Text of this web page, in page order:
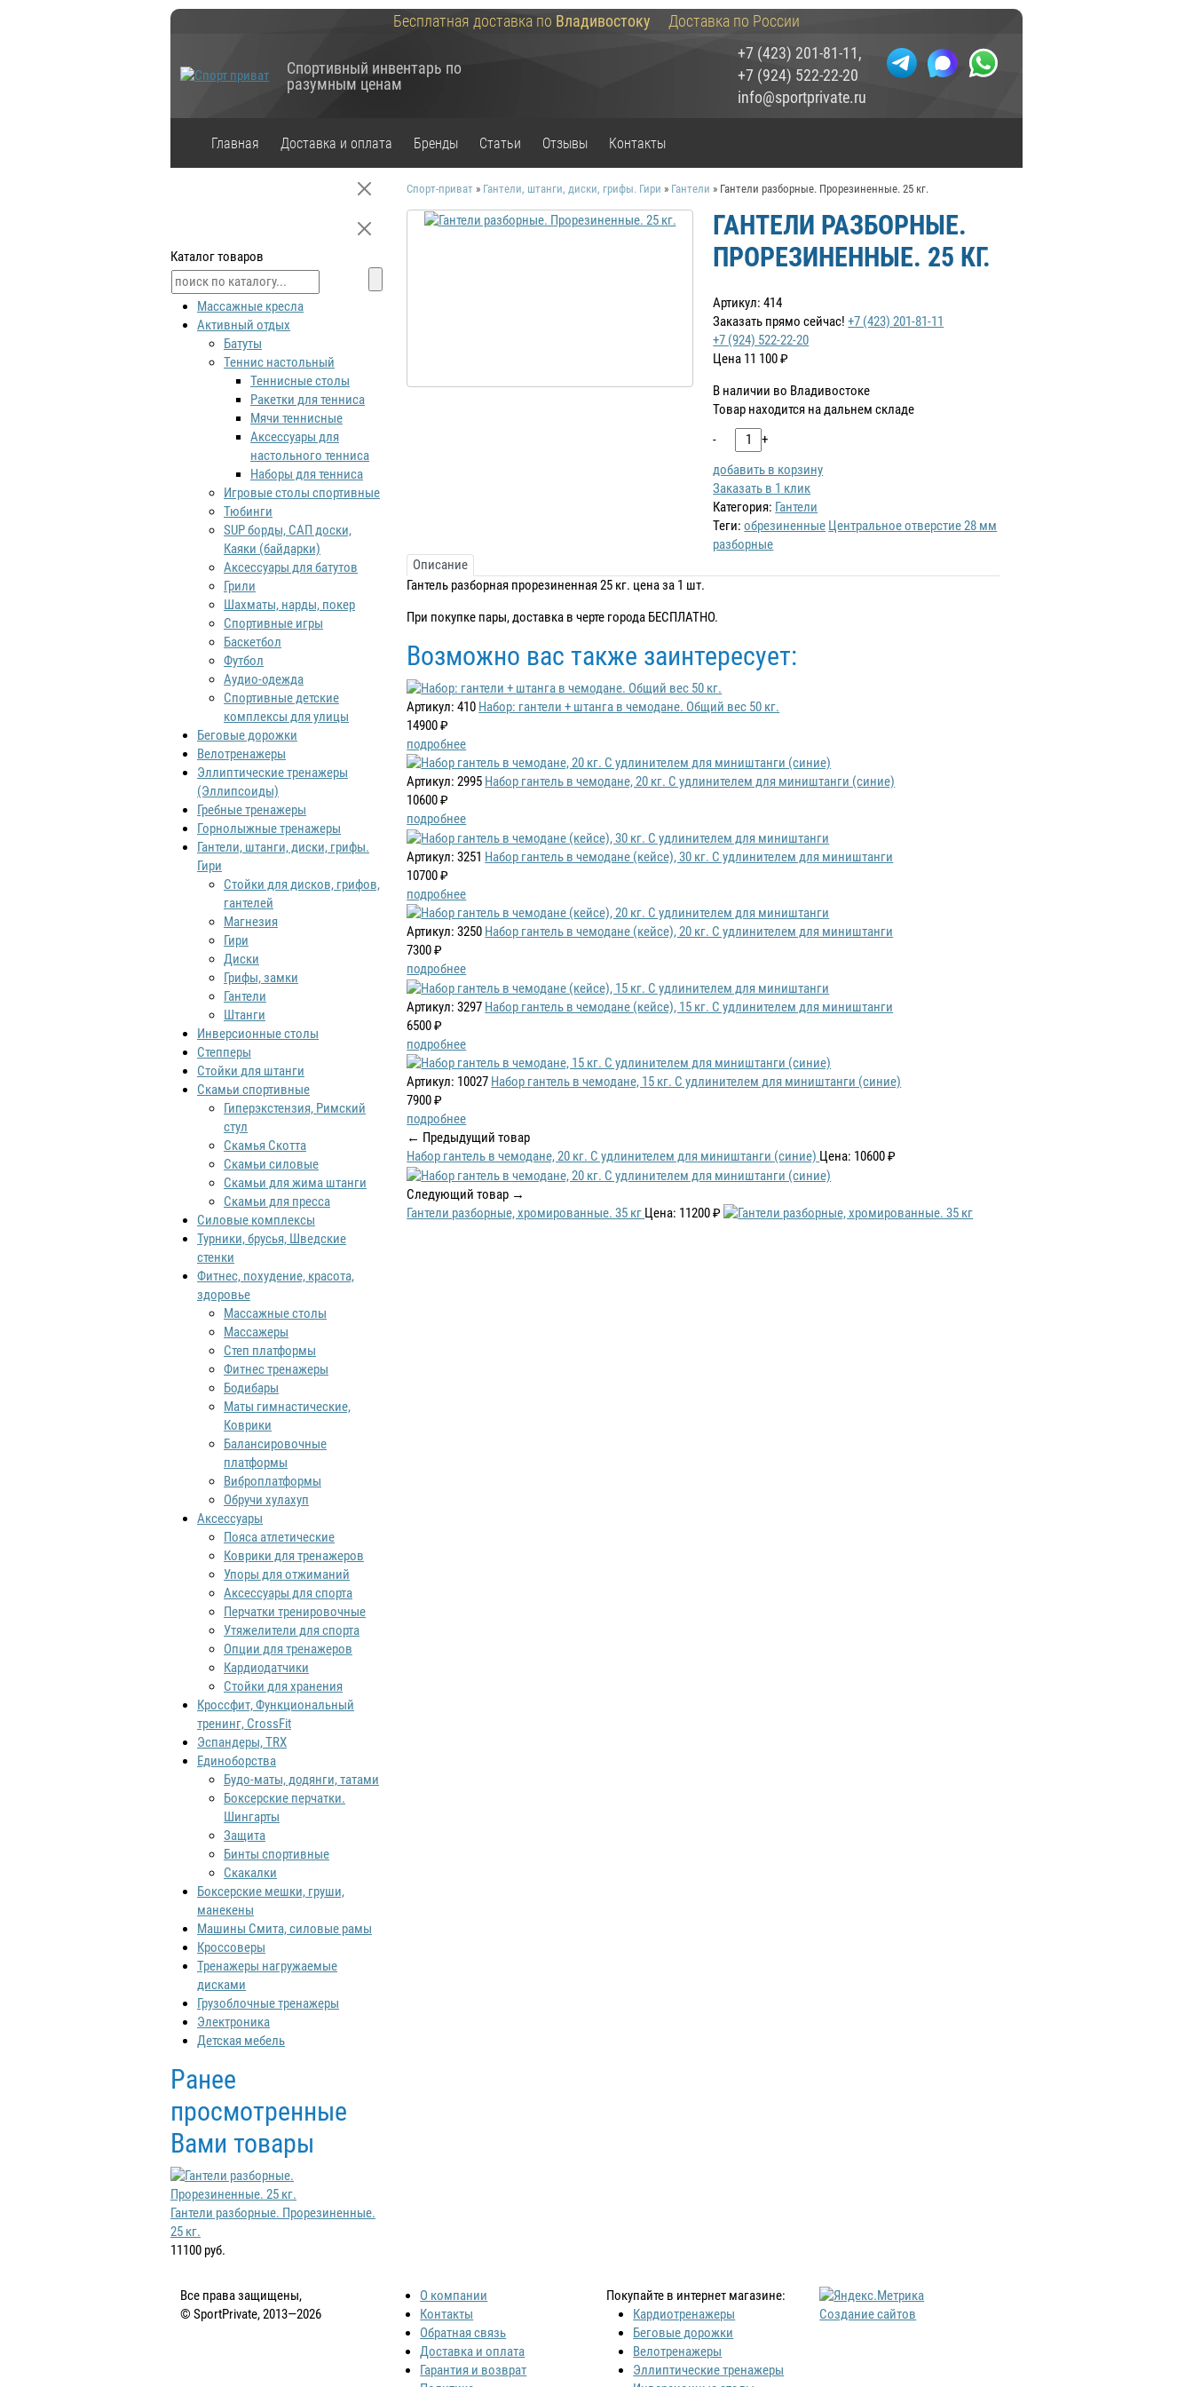
Бесплатная доставка по Владивостоку Доставка по России
Спортивный инвентарь по
разумным ценам
+7 (423) 201-81-11,
+7 (924) 522-22-20
info@sportprivate.ru
Главная Доставка и оплата Бренды Статьи Отзывы Контакты
Спорт-приват » Гантели, штанги, диски, грифы. Гири » Гантели » Гантели разборные. Прорезиненные. 25 кг.
ГАНТЕЛИ РАЗБОРНЫЕ.
ПРОРЕЗИНЕННЫЕ. 25 КГ.
Артикул: 414
Заказать прямо сейчас! +7 (423) 201-81-11
+7 (924) 522-22-20
Цена 11 100₽
В наличии во Владивостоке
Товар находится на дальнем складе
-
+
добавить в корзину
Заказать в 1 клик
Категория: Гантели
Теги:обрезиненные Центральное отверстие 28 мм
разборные
Описание
Гантель разборная прорезиненная 25 кг. цена за 1 шт.
При покупке пары, доставка в черте городa БЕСПЛАТНО.
Возможно вас также заинтересует:
Артикул: 410 Набор: гантели + штанга в чемодане. Общий вес 50 кг.
14900 ₽
подробнее
Артикул: 2995 Набор гантель в чемодане, 20 кг. С удлинителем для миништанги (синие)
10600 ₽
подробнее
Артикул: 3251 Набор гантель в чемодане (кейсе), 30 кг. С удлинителем для миништанги
10700 ₽
подробнее
Артикул: 3250 Набор гантель в чемодане (кейсе), 20 кг. С удлинителем для миништанги
7300 ₽
подробнее
Артикул: 3297 Набор гантель в чемодане (кейсе), 15 кг. С удлинителем для миништанги
6500 ₽
подробнее
Артикул: 10027 Набор гантель в чемодане, 15 кг. С удлинителем для миништанги (синие)
7900 ₽
подробнее
← Предыдущий товар
Набор гантель в чемодане, 20 кг. С удлинителем для миништанги (синие) Цена: 10600 ₽
Следующий товар →
Гантели разборные, хромированные. 35 кг Цена: 11200 ₽
Каталог товаров
Массажные кресла
Активный отдых
Батуты
Теннис настольный
Теннисные столы
Ракетки для тенниса
Мячи теннисные
Аксессуары для
настольного тенниса
Наборы для тенниса
Игровые столы спортивные
Тюбинги
SUP борды, САП доски,
Каяки (байдарки)
Аксессуары для батутов
Грили
Шахматы, нарды, покер
Спортивные игры
Баскетбол
Футбол
Аудио-одежда
Спортивные детские
комплексы для улицы
Беговые дорожки
Велотренажеры
Эллиптические тренажеры
(Эллипсоиды)
Гребные тренажеры
Горнолыжные тренажеры
Гантели, штанги, диски, грифы.
Гири
Стойки для дисков, грифов,
гантелей
Магнезия
Гири
Диски
Грифы, замки
Гантели
Штанги
Инверсионные столы
Степперы
Стойки для штанги
Скамьи спортивные
Гиперэкстензия, Римский
стул
Скамья Скотта
Скамьи силовые
Скамьи для жима штанги
Скамьи для пресса
Силовые комплексы
Турники, брусья, Шведские
стенки
Фитнес, похудение, красота,
здоровье
Массажные столы
Массажеры
Степ платформы
Фитнес тренажеры
Бодибары
Маты гимнастические,
Коврики
Балансировочные
платформы
Виброплатформы
Обручи хулахуп
Аксессуары
Пояса атлетические
Коврики для тренажеров
Упоры для отжиманий
Аксессуары для спорта
Перчатки тренировочные
Утяжелители для спорта
Опции для тренажеров
Кардиодатчики
Стойки для хранения
Кроссфит, Функциональный
тренинг, CrossFit
Эспандеры, TRX
Единоборства
Будо-маты, додянги, татами
Боксерские перчатки.
Шингарты
Защита
Бинты спортивные
Скакалки
Боксерские мешки, груши,
манекены
Машины Смита, силовые рамы
Кроссоверы
Тренажеры нагружаемые
дисками
Грузоблочные тренажеры
Электроника
Детская мебель
Ранее
просмотренные
Вами товары
Гантели разборные. Прорезиненные.
25 кг.
11100 руб.
Все права защищены,
© SportPrivate, 2013—2026
О компании
Контакты
Обратная связь
Доставка и оплата
Гарантия и возврат
Покупайте в интернет магазине:
Кардиотренажеры
Беговые дорожки
Велотренажеры
Эллиптические тренажеры
Создание сайтов